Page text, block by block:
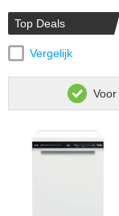
Top Deals
Vergelijk
Voor